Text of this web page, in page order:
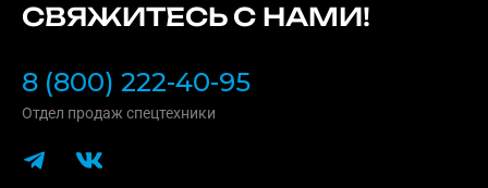
СВЯЖИТЕСЬ С НАМИ!
8 (800) 222-40-95
Отдел продаж спецтехники